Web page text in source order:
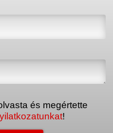
és megértette
!